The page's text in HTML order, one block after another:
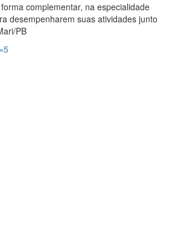
complementar, na especialidade
desempenharem suas atividades junto
PB